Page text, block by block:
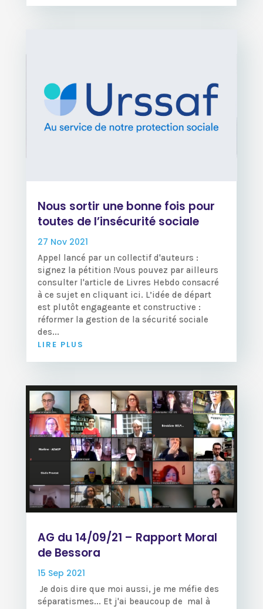
Nous sortir une bonne fois pour
toutes de l’insécurité sociale
27 Nov 2021
Appel lancé par un collectif d'auteurs :
signez la pétition !Vous pouvez par ailleurs
consulter l'article de Livres Hebdo consacré
à ce sujet en cliquant ici. L’idée de départ
est plutôt engageante et constructive :
réformer la gestion de la sécurité sociale
des...
LIRE PLUS
AG du 14/09/21 – Rapport Moral
de Bessora
15 Sep 2021
Je dois dire que moi aussi, je me méfie des
séparatismes... Et j'ai beaucoup de mal à